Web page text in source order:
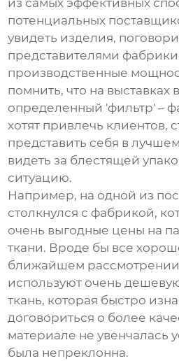
из самых эффективных
потенциальных
увидеть изделия,
представителями
производственные
помнить, что на выставках
определенный 'фильтр' –
хотят привлечь клиентов,
представить себя в
видеть за блестящей
ситуацию.
Например, на одной из
столкнулся с фабрикой,
очень выгодные цены на
ткани. Вроде бы все
ближайшем рассмотрении
используют очень
ткань, которая быстро
договориться о более
материале не увенчалась
была непреклонна.